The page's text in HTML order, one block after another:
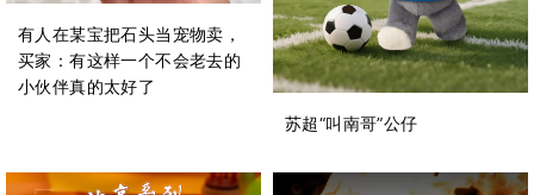
有人在某宝把石头当宠物卖，
买家：有这样一个不会老去的
小伙伴真的太好了
苏超“叫南哥”公仔